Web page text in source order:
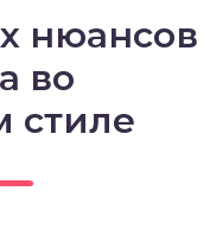
нюансов
во
стиле